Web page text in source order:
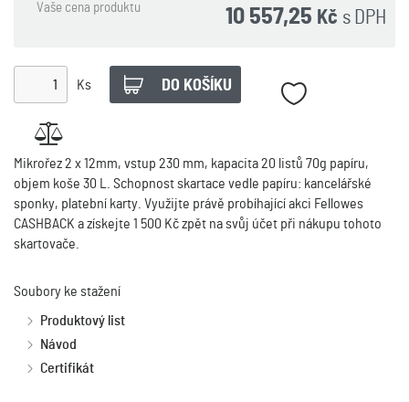
Vaše cena produktu s DPH
10 557,25 Kč
Ks
Mikrořez 2 x 12mm, vstup 230 mm, kapacita 20 listů 70g papíru,
objem koše 30 L. Schopnost skartace vedle papíru: kancelářské
sponky, platební karty. Využijte právě probíhající akci Fellowes
CASHBACK a získejte 1 500 Kč zpět na svůj účet při nákupu tohoto
skartovače.
Soubory ke stažení
Produktový list
Návod
Certifikát